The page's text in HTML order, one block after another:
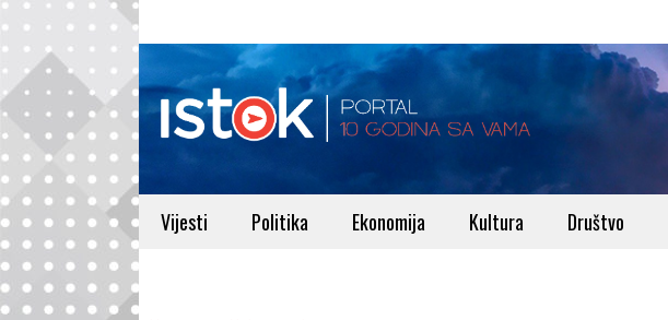
Vijesti Politika Ekonomija Kultura Društvo